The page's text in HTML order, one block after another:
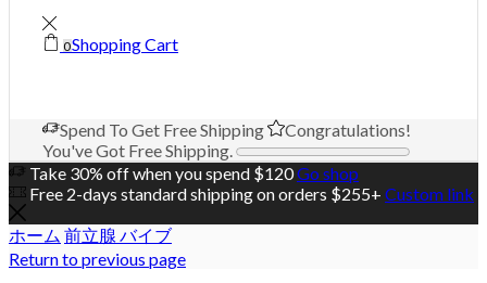
0Shopping Cart
Spend To Get Free Shipping
Congratulations!
You've Got Free Shipping.
Take 30% off when you spend $120Go shop
Free 2-days standard shipping on orders $255+ Custom link
ホーム 前立腺 バイブ
Return to previous page